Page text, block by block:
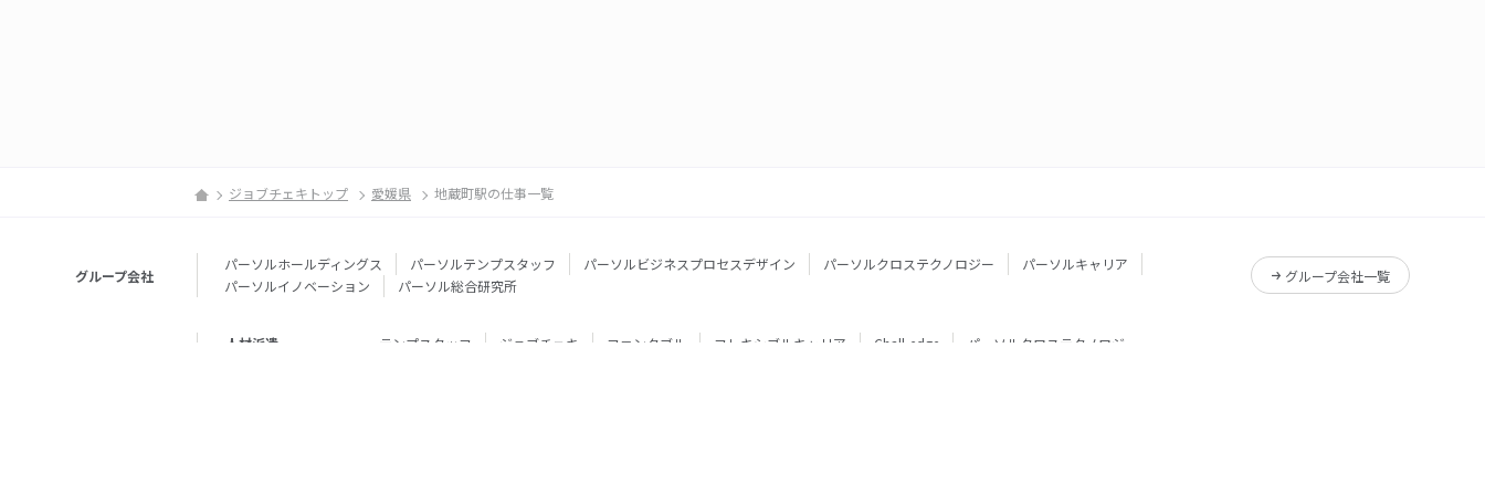
ジョブチェキトップ 愛媛県 地蔵町駅の仕事一覧
グループ会社
パーソルホールディングス パーソルテンプスタッフ パーソルビジネスプロセスデザイン パーソルクロステクノロジー
パーソルキャリア
パーソルイノベーション
パーソル総合研究所
グループ会社一覧
人材派遣 テンプスタッフ ジョブチェキ ファンタブル フレキシブルキャリア Chall-edge
パーソルクロステクノロジー